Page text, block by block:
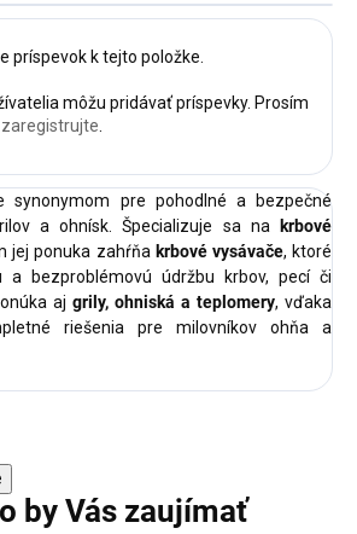
príspevok k tejto položke.
môžu pridávať príspevky. Prosím
zaregistrujte
synonymom pre pohodlné a bezpečné
a ohnísk. Špecializuje sa na
krbové
jej ponuka zahŕňa krbové vysávače, ktoré
a bezproblémovú údržbu krbov, pecí či
aj grily, ohniská a teplomery, vďaka
riešenia pre milovníkov ohňa a
by Vás zaujímať